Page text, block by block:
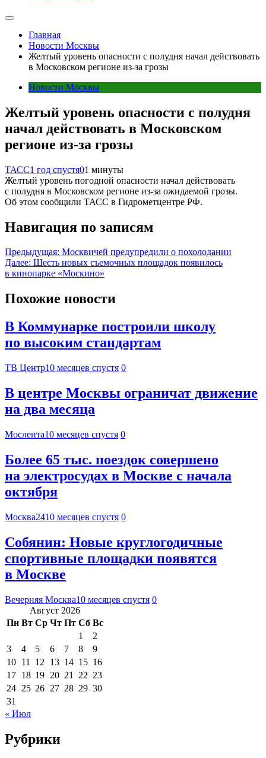
Главная
Новости Москвы
Желтый уровень опасности с полудня начал действовать
в Московском регионе из-за грозы
Новости Москвы
Желтый уровень опасности с полудня
начал действовать в Московском
регионе из-за грозы
ТАСС1 год спустя01 минуты
Желтый уровень погодной опасности начал действовать
с полудня в Московском регионе из-за ожидаемой грозы.
Об этом сообщили ТАСС в Гидрометцентре РФ.
Навигация по записям
Предыдущая: Москвичей предупредили о похолодании
Далее: Шесть новых съемочных площадок появилось
в кинопарке «Москино»
Похожие новости
В Коммунарке построили школу
по высоким стандартам
ТВ Центр10 месяцев спустя 0
В центре Москвы ограничат движение
на два месяца
Мослента10 месяцев спустя 0
Более 65 тыс. поездок совершено
на электросудах в Москве с начала
октября
Москва2410 месяцев спустя 0
Собянин: Новые круглогодичные
спортивные площадки появятся
в Москве
Вечерняя Москва10 месяцев спустя 0
Август 2026
Пн Вт Ср Чт Пт Сб Вс
1
2
3
4 5 6 7 8
9
10 11 12 13 14 15 16
17 18 19 20 21 22 23
24 25 26 27 28 29 30
31
« Июл
Рубрики